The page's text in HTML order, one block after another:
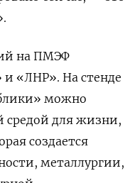
на ПМЭФ
и «ЛНР». На стенде
можно
средой для жизни,
создается
металлургии,